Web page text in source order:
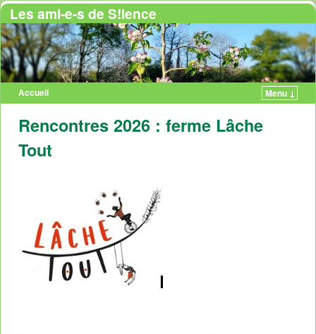
Les ami-e-s de S!lence
Accueil Menu ↓
Rencontres 2026 : ferme Lâche
Tout